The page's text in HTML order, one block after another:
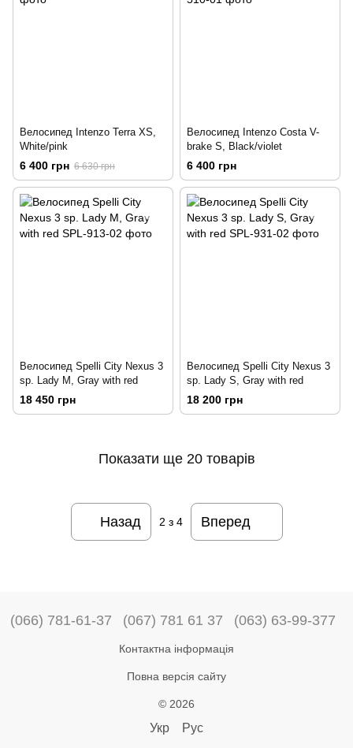
Велосипед Intenzo Terra XS,
White/pink
6 400 грн 6 630 грн
Велосипед Intenzo Costa V-
brake S, Black/violet
6 400 грн
Велосипед Spelli City Nexus 3
sp. Lady M, Gray with red
18 450 грн
Велосипед Spelli City Nexus 3
sp. Lady S, Gray with red
18 200 грн
Показати ще 20 товарів
Назад 2 з 4 Вперед
(066) 781-61-37 (067) 781 61 37 (063) 63-99-377
Контактна інформація
Повна версія сайту
© 2026
Укр Рус